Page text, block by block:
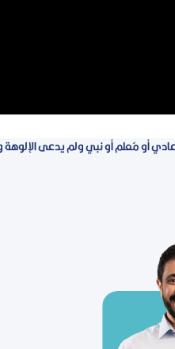
أو مُعلم أو نبي ولم يدعى